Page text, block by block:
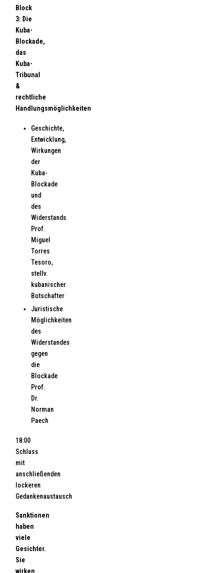
Block
3: Die
Kuba-
Blockade,
das
Kuba-
Tribunal
&
rechtliche
Handlungsmöglichkeiten
Geschichte,
Entwicklung,
Wirkungen
der
Kuba-
Blockade
und
des
Widerstands
Prof.
Miguel
Torres
Tesoro,
stellv.
kubanischer
Botschafter
Juristische
Möglichkeiten
des
Widerstandes
gegen
die
Blockade
Prof.
Dr.
Norman
Paech
18:00
Schluss
mit
anschließenden
lockeren
Gedankenaustausch
Sanktionen
haben
viele
Gesichter.
Sie
wirken